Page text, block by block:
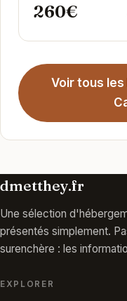
260€
Voir tous
dmetthey.fr
Une sélection
présentés simplement.
surenchère : les
EXPLORER